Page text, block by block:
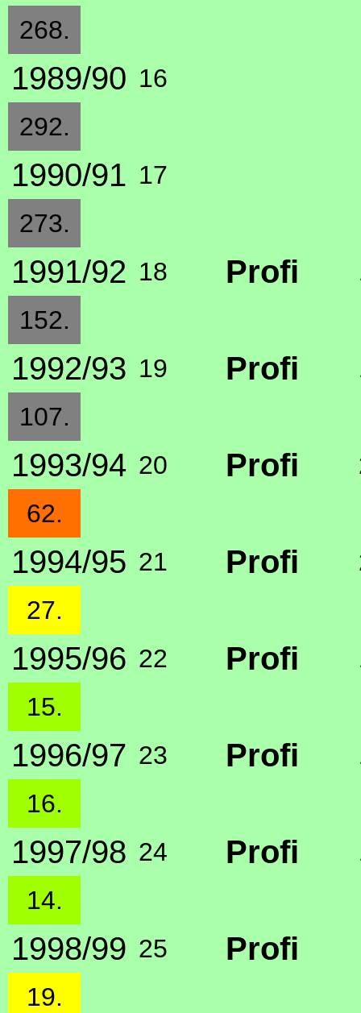
268.
1989/90 16
292.
1990/91 17
273.
1991/92 18 Profi
152.
1992/93 19 Profi
107.
1993/94 20 Profi
62.
1994/95 21 Profi
27.
1995/96 22 Profi
15.
1996/97 23 Profi
16.
1997/98 24 Profi
14.
1998/99 25 Profi
19.